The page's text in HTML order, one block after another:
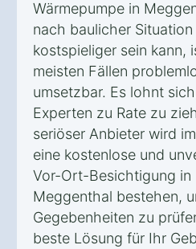
Wärmepumpe in
nach baulicher
kostspieliger sein kann,
meisten Fällen
umsetzbar. Es lohnt
Experten zu Rate zu
seriöser Anbieter wird
eine kostenlose und
Vor-Ort-Besichtigung in
Meggenthal bestehen,
Gegebenheiten zu
beste Lösung für Ihr